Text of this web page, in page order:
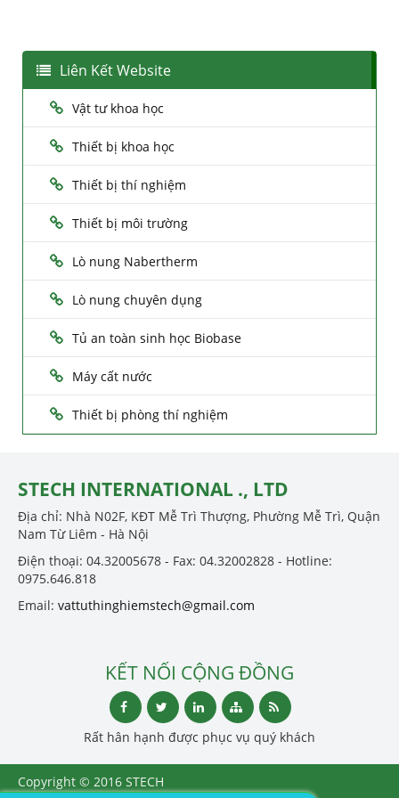
Liên Kết Website
Vật tư khoa học
Thiết bị khoa học
Thiết bị thí nghiệm
Thiết bị môi trường
Lò nung Nabertherm
Lò nung chuyên dụng
Tủ an toàn sinh học Biobase
Máy cất nước
Thiết bị phòng thí nghiệm
STECH INTERNATIONAL ., LTD
Địa chỉ: Nhà N02F, KĐT Mễ Trì Thượng, Phường Mễ Trì, Quận
Nam Từ Liêm - Hà Nội
Điện thoại: 04.32005678 - Fax: 04.32002828 - Hotline:
0975.646.818
Email: vattuthinghiemstech@gmail.com
KẾT NỐI CỘNG ĐỒNG
Rất hân hạnh được phục vụ quý khách
Copyright © 2016 STECH